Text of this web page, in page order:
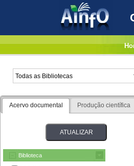
Acervo documental Produção científica
Biblioteca